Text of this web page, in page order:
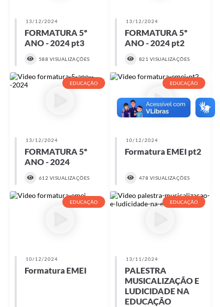
Turismo
Galeria de Vídeos
Serviços Online
Enquete
13/12/2024
FORMATURA 5º
ANO - 2024 pt3
588 VISUALIZAÇÕES
13/12/2024
FORMATURA 5º
ANO - 2024 pt2
821 VISUALIZAÇÕES
EDUCAÇÃO
13/12/2024
FORMATURA 5º
ANO - 2024
612 VISUALIZAÇÕES
EDUCAÇÃO
10/12/2024
Formatura EMEI pt2
478 VISUALIZAÇÕES
EDUCAÇÃO
10/12/2024
Formatura EMEI
EDUCAÇÃO
13/11/2024
PALESTRA
MUSICALIZAÇÃO E
LUDICIDADE NA
EDUCAÇÃO